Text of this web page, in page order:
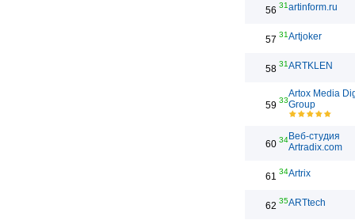
56 31artinform.ru
57 31Artjoker
58 31ARTKLEN
59 33
Artox Media
Group
60 34Веб-студия
Artradix.com
61 34Artrix
62 35ARTtech